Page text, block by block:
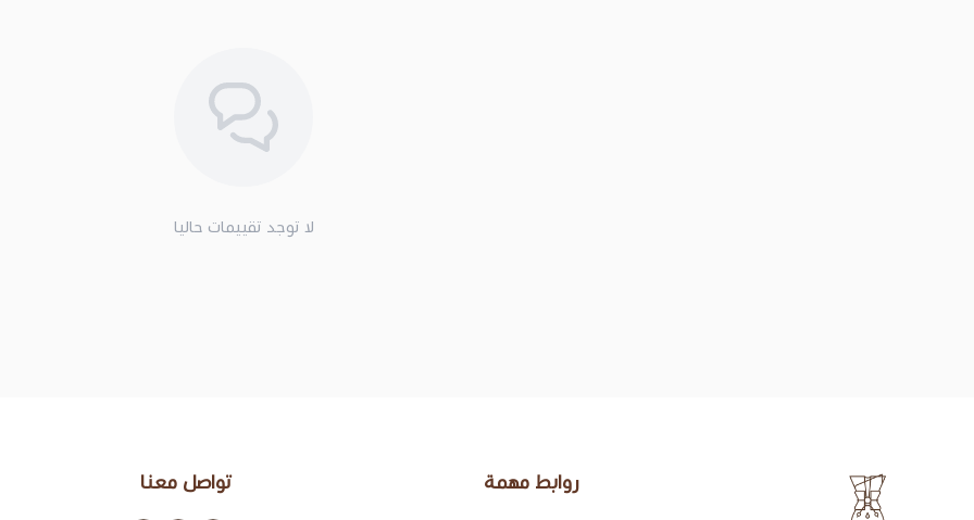
لا توجد تقييمات حاليا
روابط مهمة تواصل معنا